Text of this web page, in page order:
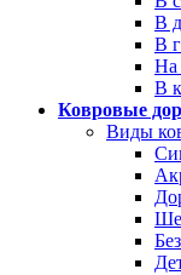
В
В
На
В
Ковровые
Виды